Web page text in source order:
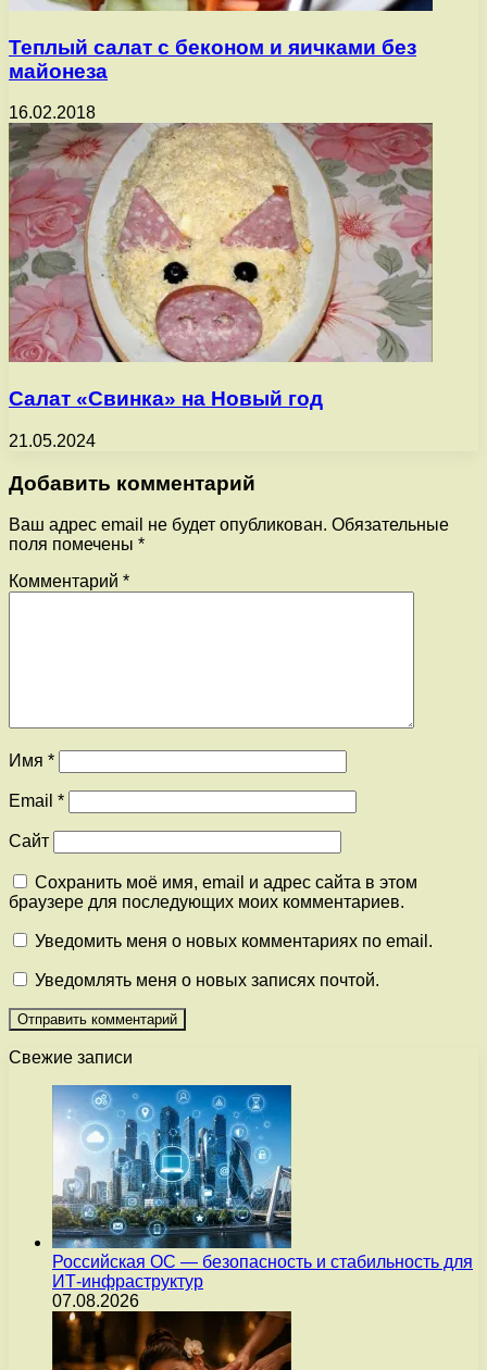
Теплый салат с беконом и яичками без
майонеза
16.02.2018
Салат «Свинка» на Новый год
21.05.2024
Добавить комментарий
Ваш адрес email не будет опубликован. Обязательные
поля помечены *
Комментарий *
Имя *
Email *
Сайт
Сохранить моё имя, email и адрес сайта в этом
браузере для последующих моих комментариев.
Уведомить меня о новых комментариях по email.
Уведомлять меня о новых записях почтой.
Свежие записи
Российская ОС — безопасность и стабильность для
ИТ-инфраструктур
07.08.2026